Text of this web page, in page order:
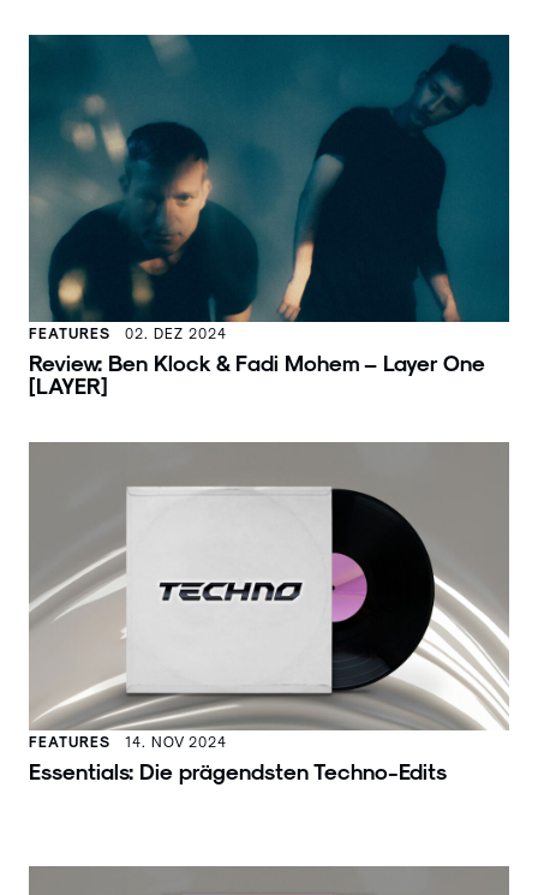
FEATURES 02. DEZ 2024
Review: Ben Klock & Fadi Mohem – Layer One
[LAYER]
FEATURES 14. NOV 2024
Essentials: Die prägendsten Techno-Edits